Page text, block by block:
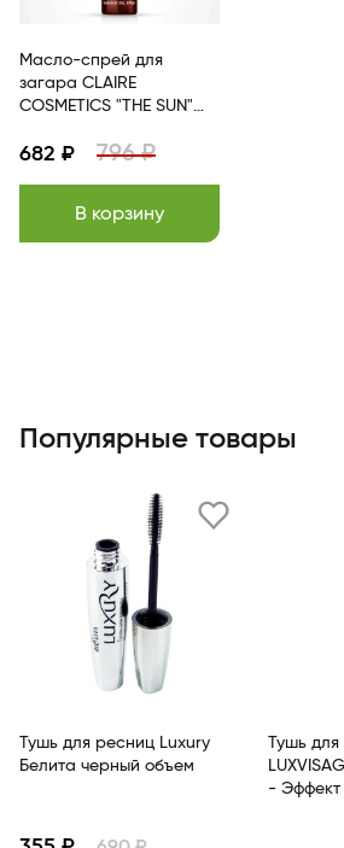
Масло-спрей для
загара CLAIRE
COSMETICS "THE SUN"
682 ₽ 796 ₽
В корзину
Популярные товары
Тушь для ресниц Luxury
Белита черный объем
Тушь для
- Эффект